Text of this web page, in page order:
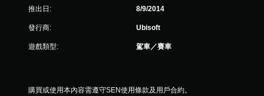
推出日: 8/9/2014
發行商: Ubisoft
遊戲類型: 駕車／賽車
購買或使用本內容需遵守SEN使用條款及用戶合約。